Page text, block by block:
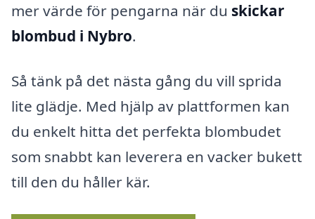
mer värde för pengarna när du skickar
blombud i Nybro.
Så tänk på det nästa gång du vill sprida
lite glädje. Med hjälp av plattformen kan
du enkelt hitta det perfekta blombudet
som snabbt kan leverera en vacker bukett
till den du håller kär.